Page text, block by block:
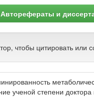
Авторефераты и
чтобы цитировать или
ученой степени